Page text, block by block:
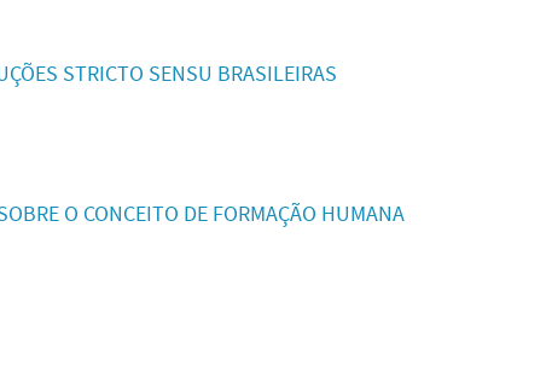
STRICTO SENSU BRASILEIRAS
O CONCEITO DE FORMAÇÃO HUMANA